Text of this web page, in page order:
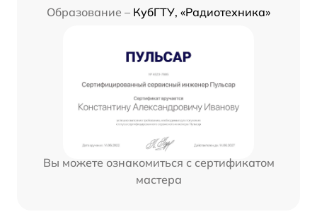
Образование – КубГТУ, «Радиотехника»
Вы можете ознакомиться с сертификатом
мастера